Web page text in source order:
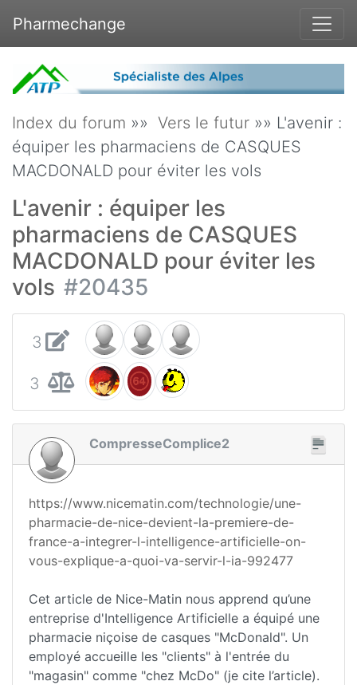
Pharmechange
Index du forum »» Vers le futur »» L'avenir :
équiper les pharmaciens de CASQUES
MACDONALD pour éviter les vols
L'avenir : équiper les
pharmaciens de CASQUES
MACDONALD pour éviter les
vols #20435
3
3
CompresseComplice2
https://www.nicematin.com/technologie/une-
pharmacie-de-nice-devient-la-premiere-de-
france-a-integrer-l-intelligence-artificielle-on-
vous-explique-a-quoi-va-servir-l-ia-992477
Cet article de Nice-Matin nous apprend qu’une
entreprise d'Intelligence Artificielle a équipé une
pharmacie niçoise de casques "McDonald". Un
employé accueille les "clients" à l'entrée du
"magasin" comme "chez McDo" (je cite l’article).